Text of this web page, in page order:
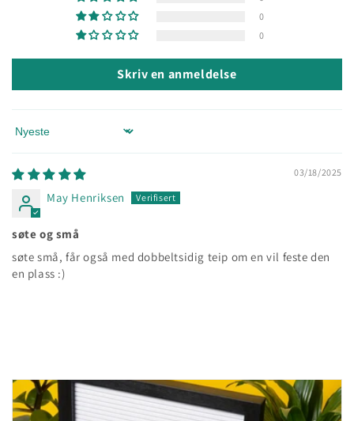
0
0
Skriv en anmeldelse
Sort by
03/18/2025
May Henriksen
søte og små
søte små, får også med dobbeltsidig teip om en vil feste den
en plass :)